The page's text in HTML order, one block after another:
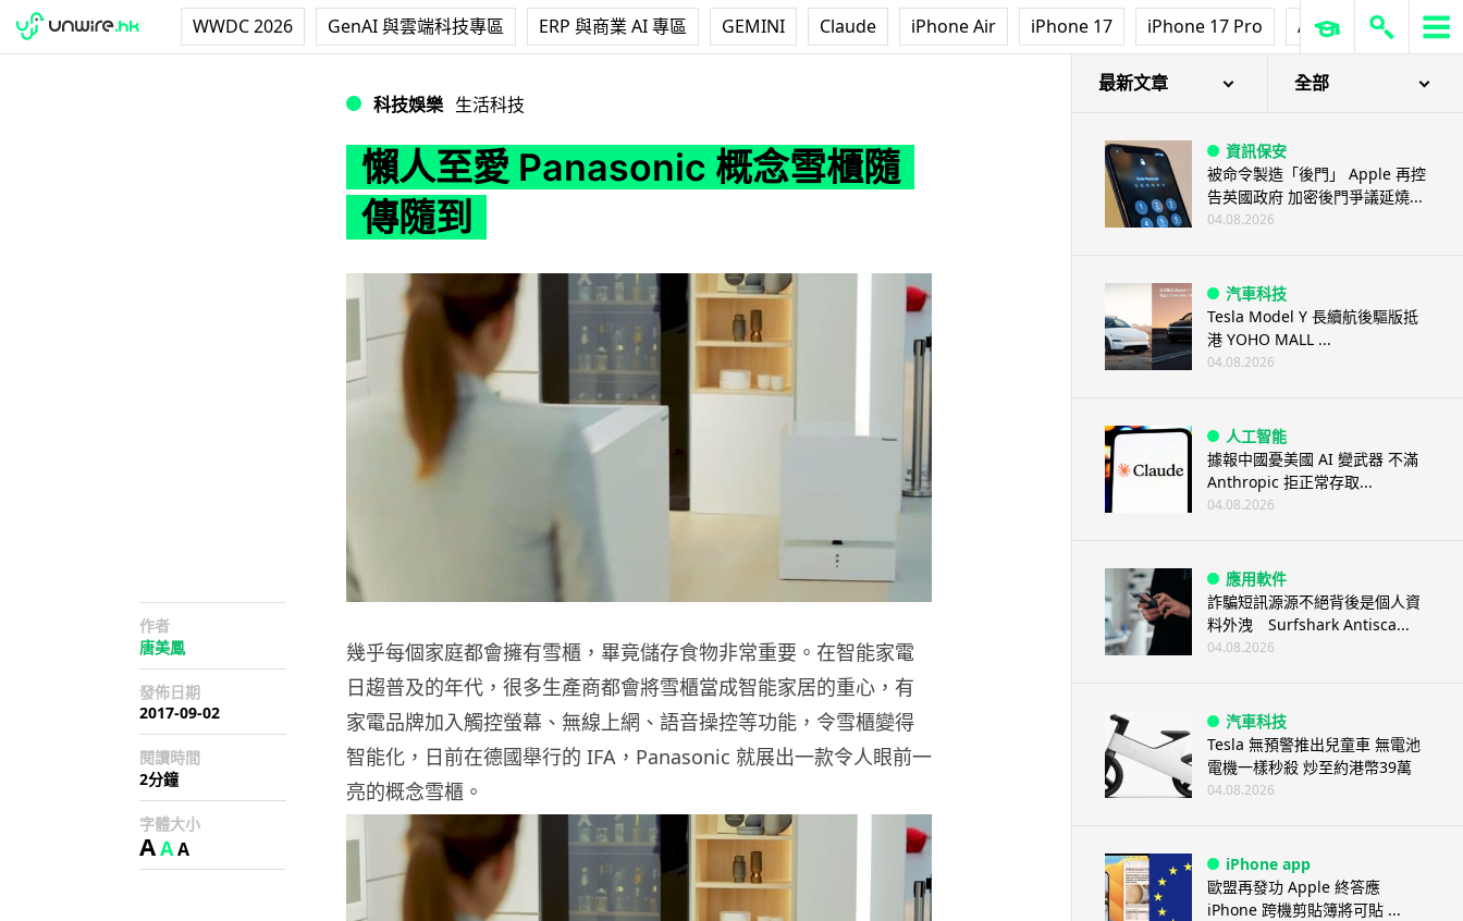
WWDC 2026 GenAI 與雲端科技專區 ERP 與商業 AI 專區 GEMINI Claude iPhone Air iPhone 17 iPhone 17 Pro AirPods Pro 3
科技娛樂 生活科技
懶人至愛 Panasonic 概念雪櫃隨
傳隨到
作者
唐美鳳
發佈日期
2017-09-02
閱讀時間
2分鐘
字體大小
AAA
幾乎每個家庭都會擁有雪櫃，畢竟儲存食物非常重要。在智能家電
日趨普及的年代，很多生產商都會將雪櫃當成智能家居的重心，有
家電品牌加入觸控螢幕、無線上網、語音操控等功能，令雪櫃變得
智能化，日前在德國舉行的 IFA，Panasonic 就展出一款令人眼前一
亮的概念雪櫃。
最新文章 全部
資訊保安
被命令製造「後門」 Apple 再控
告英國政府 加密後門爭議延燒...
04.08.2026
汽車科技
Tesla Model Y 長續航後驅版抵
港 YOHO MALL ...
04.08.2026
人工智能
據報中國憂美國 AI 變武器 不滿
Anthropic 拒正常存取...
04.08.2026
應用軟件
詐騙短訊源源不絕背後是個人資
料外洩 Surfshark Antisca...
04.08.2026
汽車科技
Tesla 無預警推出兒童車 無電池
電機一樣秒殺 炒至約港幣39萬
04.08.2026
iPhone app
歐盟再發功 Apple 終答應
iPhone 跨機剪貼簿將可貼 ...